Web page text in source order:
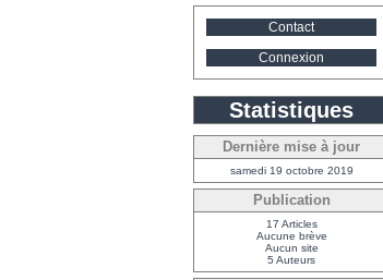
Contact
Connexion
Statistiques
Dernière mise à jour
samedi 19 octobre 2019
Publication
17 Articles
Aucune brève
Aucun site
5 Auteurs